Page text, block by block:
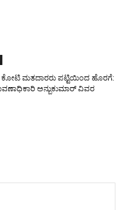
ಕೋಟಿ ಮತದಾರರು ಪಟ್ಟಿಯಿಂದ ಹೊರಗೆ:
ಅನ್ಬುಕುಮಾರ್ ವಿವರ